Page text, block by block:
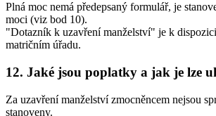
Plná moc nemá předepsaný formulář, je
moci (viz bod 10).
"Dotazník k uzavření manželství" je k
matričním úřadu.
12. Jaké jsou poplatky a jak je lze
Za uzavření manželství zmocněncem nejsou
stanoveny.